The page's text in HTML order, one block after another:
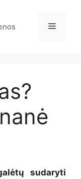
Meniu
sudaryti